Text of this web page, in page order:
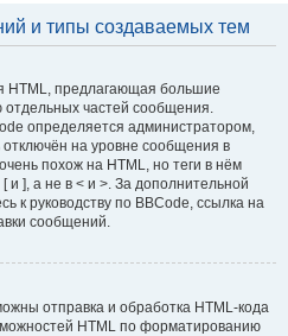
и типы создаваемых тем
HTML, предлагающая большие
частей сообщения.
определяется администратором,
на уровне сообщения в
похож на HTML, но теги в нём
и ], а не в < и >. За дополнительной
к руководству по BBCode, ссылка на
сообщений.
отправка и обработка HTML-кода
HTML по форматированию